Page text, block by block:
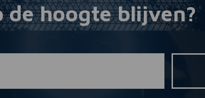
de hoogte blijven?